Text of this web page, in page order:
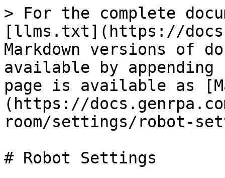
> For the complete
[llms.txt](https://
Markdown versions of
available by
page is available as
(https://
room/settings/robot-
# Robot Settings